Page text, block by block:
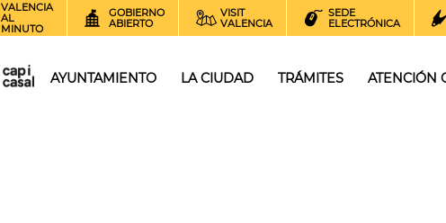
VALENCIA
AL
MINUTO
GOBIERNO
ABIERTO
VISIT
VALENCIA
SEDE
ELECTRÓNICA
AYUNTAMIENTO LA CIUDAD TRÁMITES ATENCIÓN